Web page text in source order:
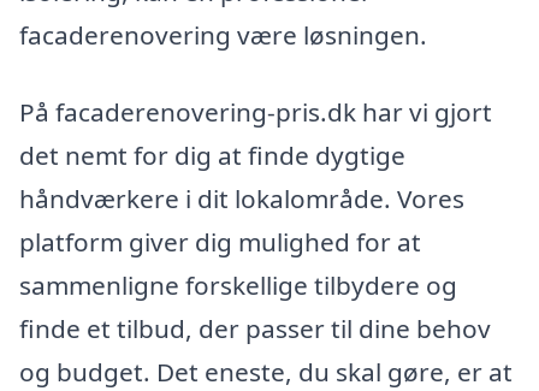
facaderenovering være løsningen.
På facaderenovering-pris.dk har vi gjort
det nemt for dig at finde dygtige
håndværkere i dit lokalområde. Vores
platform giver dig mulighed for at
sammenligne forskellige tilbydere og
finde et tilbud, der passer til dine behov
og budget. Det eneste, du skal gøre, er at